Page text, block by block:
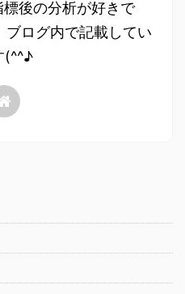
後の分析が好きで
ログ内で記載してい
(^^♪